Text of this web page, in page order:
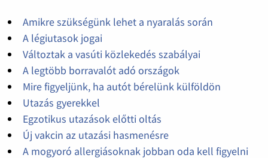
Amikre szükségünk lehet a nyaralás során
A légiutasok jogai
Változtak a vasúti közlekedés szabályai
A legtöbb borravalót adó országok
Mire figyeljünk, ha autót bérelünk külföldön
Utazás gyerekkel
Egzotikus utazások előtti oltás
Új vakcin az utazási hasmenésre
A mogyoró allergiásoknak jobban oda kell figyelni